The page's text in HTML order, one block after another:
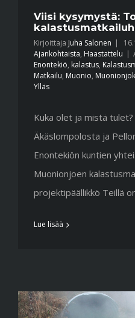
Viisi kysymystä:
Kirjoittaja Juha Salonen |
Ajankohtaista, Haastattelu |
Enontekiö, kalastus,
Matkailu, Muonio,
Ylläs
Kuka olet ja mistä
Äkäslompolosta ja
Enontekiön kuntien
Muonionjoen
projektipäällikkö Teillä
Lue lisää